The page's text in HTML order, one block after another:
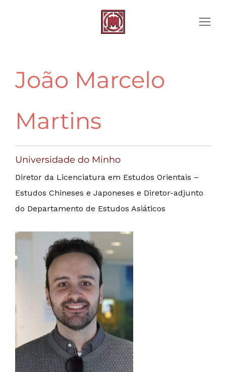
João Marcelo
Martins
Universidade do Minho
Diretor da Licenciatura em Estudos Orientais –
Estudos Chineses e Japoneses e Diretor-adjunto
do Departamento de Estudos Asiáticos